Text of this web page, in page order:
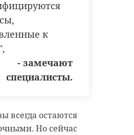
к
- замечают
специалисты.
всегда остаются
Но сейчас